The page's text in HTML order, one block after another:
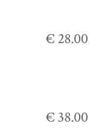
€ 28.00
€ 38.00